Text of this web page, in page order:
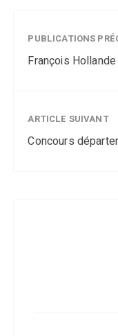
PUBLICATIONS
François
ARTICLE SUIVANT
Concours